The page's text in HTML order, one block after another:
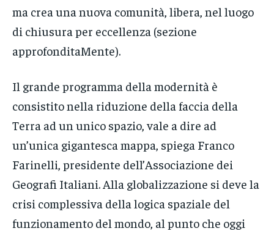
ma crea una nuova comunità, libera, nel luogo
di chiusura per eccellenza (sezione
approfonditaMente).
Il grande programma della modernità è
consistito nella riduzione della faccia della
Terra ad un unico spazio, vale a dire ad
un’unica gigantesca mappa, spiega Franco
Farinelli, presidente dell’Associazione dei
Geografi Italiani. Alla globalizzazione si deve la
crisi complessiva della logica spaziale del
funzionamento del mondo, al punto che oggi